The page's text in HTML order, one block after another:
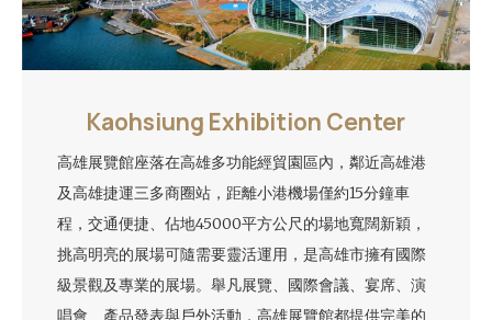
Kaohsiung Exhibition Center
高雄展覽館座落在高雄多功能經貿園區內，鄰近高雄港
及高雄捷運三多商圈站，距離小港機場僅約15分鐘車
程，交通便捷、佔地45000平方公尺的場地寬闊新穎，
挑高明亮的展場可隨需要靈活運用，是高雄市擁有國際
級景觀及專業的展場。舉凡展覽、國際會議、宴席、演
唱會、產品發表與戶外活動，高雄展覽館都提供完美的